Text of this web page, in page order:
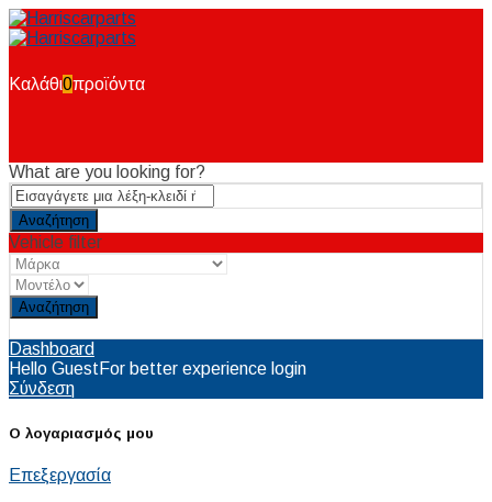
Καλάθι0προϊόντα
What are you looking for?
Vehicle filter
Dashboard
Hello Guest For better experience login
Σύνδεση
Ο λογαριασμός μου
Επεξεργασία